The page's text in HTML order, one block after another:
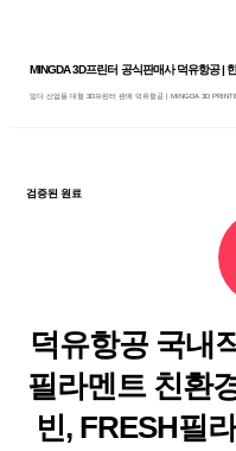
content
MINGDA 3D프린터 공식판매사 덕유항공 |
밍다 산업용 대형 3D프린터 판매 덕유항공 | MINGDA 3D
검증된 원료
덕유항공 국내
필라멘트 친환
빈, FRESH필